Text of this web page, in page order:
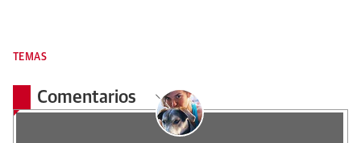
TEMAS
Comentarios